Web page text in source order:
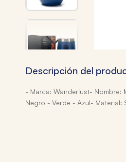
Descripción del
- Marca: Wanderlust- Nombre:
Negro - Verde - Azul-